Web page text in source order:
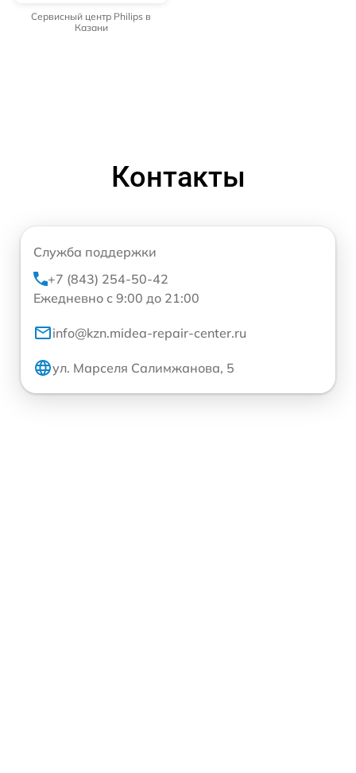
Сервисный центр Philips в
Казани
Контакты
Служба поддержки
+7 (843) 254-50-42
Ежедневно с 9:00 до 21:00
info@kzn.midea-repair-center.ru
ул. Марселя Салимжанова, 5